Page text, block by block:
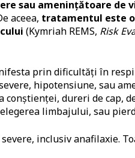
sau amenințătoare de
aceea, tratamentul este
(Kymriah REMS, Risk
prin dificultăți în
hipotensiune, sau
conștienței, dureri de cap,
limbajului, sau
inclusiv anafilaxie.